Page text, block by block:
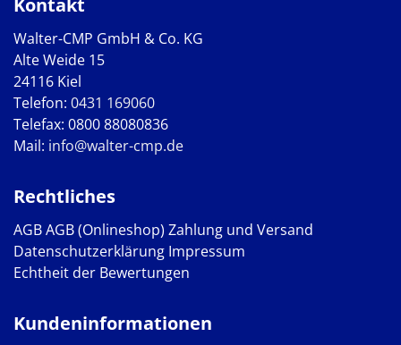
Walter-CMP GmbH & Co. KG
Alte Weide 15
24116 Kiel
Telefon: 0431 169060
Telefax: 0800 88080836
Mail: info@walter-cmp.de
Rechtliches
AGBAGB (Onlineshop) Zahlung und Versand
Datenschutzerklärung Impressum
Echtheit der Bewertungen
Kundeninformationen